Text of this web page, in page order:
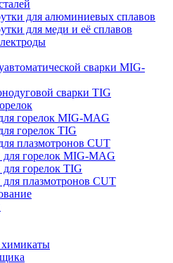
для алюминиевых сплавов
для меди и её сплавов
сварки MIG-
сварки TIG
горелок MIG-MAG
горелок TIG
плазмотронов CUT
для горелок MIG-MAG
горелок TIG
для плазмотронов CUT